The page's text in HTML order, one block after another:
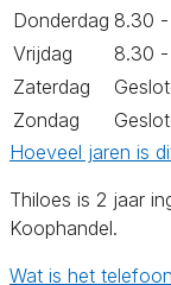
Donderdag 8.30 -
Vrijdag
8.30 -
Zaterdag
Zondag
Hoeveel jaren is
Thiloes is 2 jaar
Koophandel.
Wat is het